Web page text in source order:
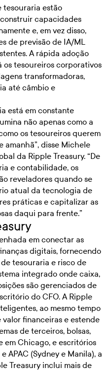
tesouraria estão
capacidades
e, em vez disso,
de previsão de IA/ML
A rápida adoção
tesoureiros corporativos
transformadoras,
até câmbio e
está em constante
não apenas como a
os tesoureiros querem
amanhã”, disse Michele
da Ripple Treasury. “De
e contabilidade, os
reveladores quando se
atual da tecnologia de
práticas e capitalizar as
daqui para frente.”
em conectar as
digitais, fornecendo
tesouraria e risco de
integrado onde caixa,
são gerenciados de
do CFO. A Ripple
ao mesmo tempo
financeiras e estende
de terceiros, bolsas,
em Chicago, e escritórios
APAC (Sydney e Manila), a
Treasury inclui mais de